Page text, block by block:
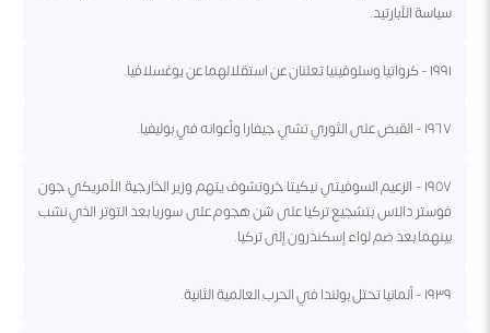
سياسة الأبارتيد.
١٩٩١ - كرواتيا وسلوفينيا تعلنان عن استقلالهما عن يوغسلافيا.
١٩٦٧ - القبض على الثوري تشي جيفارا وأعوانه في بوليفيا.
١٩٥٧ - الزعيم السوفيتي نيكيتا خروتشوف يتهم وزير الخارجية الأمريكي جون
فوستر دالاس بتشجيع تركيا على شن هجوم على سوريا بعد التوتر الذي نشب
بينهما بعد ضم لواء إسكندرون إلى تركيا.
١٩٣٩ - ألمانيا تحتل بولندا في الحرب العالمية الثانية.